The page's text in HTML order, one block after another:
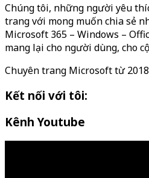
Chúng tôi, những người yêu
trang với mong muốn chia sẻ
Microsoft 365 – Windows –
mang lại cho người dùng, cho
Chuyên trang Microsoft từ
Kết nối với tôi:
Kênh Youtube